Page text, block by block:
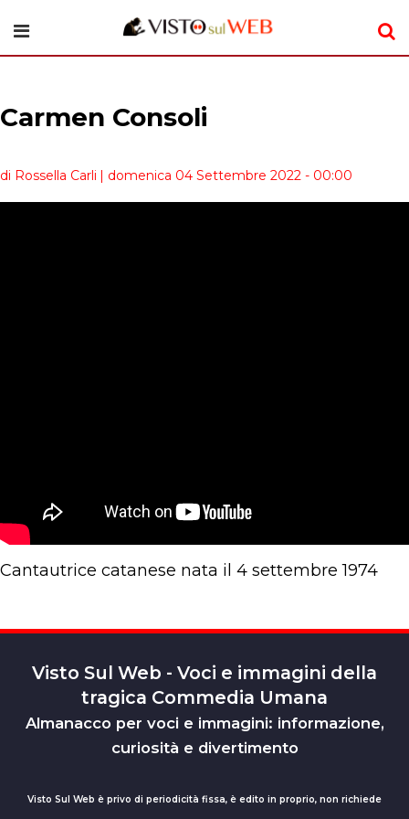
Carmen Consoli
di Rossella Carli | domenica 04 Settembre 2022 - 00:00
Cantautrice catanese nata il 4 settembre 1974
Visto Sul Web - Voci e immagini della
tragica Commedia Umana
Almanacco per voci e immagini: informazione,
curiosità e divertimento
Visto Sul Web è privo di periodicità fissa, è edito in proprio, non richiede